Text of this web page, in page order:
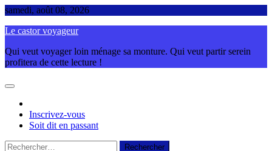
Skip
content
samedi, août 08, 2026
Le castor voyageur
Qui veut voyager loin ménage sa monture. Qui veut partir serein
profitera de cette lecture !
Inscrivez-vous
Soit dit en passant
Rechercher :